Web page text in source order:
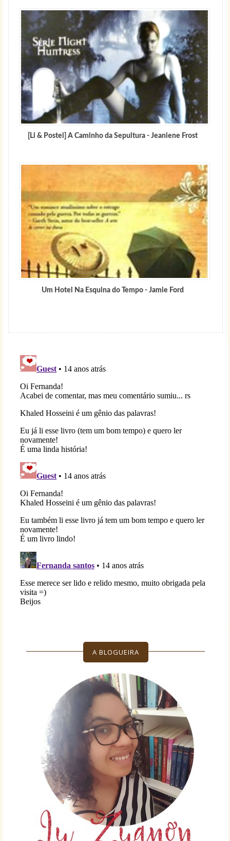
[Li & Postei] A Caminho da Sepultura - Jeaniene Frost
Um Hotel Na Esquina do Tempo - Jamie Ford
A BLOGUEIRA